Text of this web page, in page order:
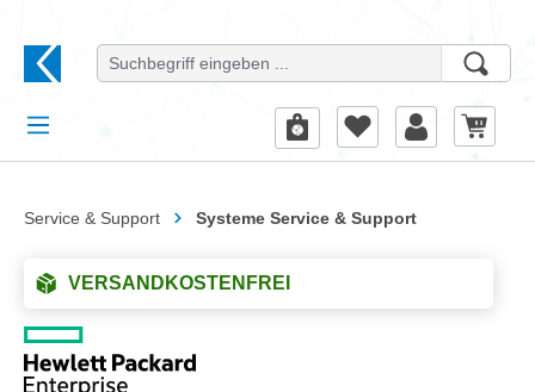
Service & Support Systeme Service & Support
VERSANDKOSTENFREI